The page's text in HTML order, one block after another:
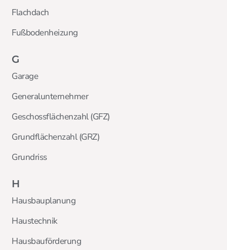
Flachdach
Fußbodenheizung
G
Garage
Generalunternehmer
Geschossflächenzahl (GFZ)
Grundflächenzahl (GRZ)
Grundriss
H
Hausbauplanung
Haustechnik
Hausbauförderung